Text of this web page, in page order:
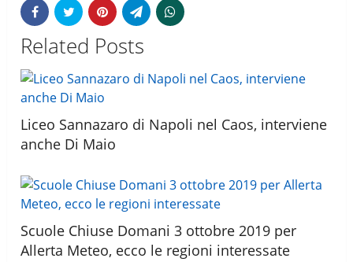
Related Posts
Liceo Sannazaro di Napoli nel Caos, interviene
anche Di Maio
Scuole Chiuse Domani 3 ottobre 2019 per
Allerta Meteo, ecco le regioni interessate